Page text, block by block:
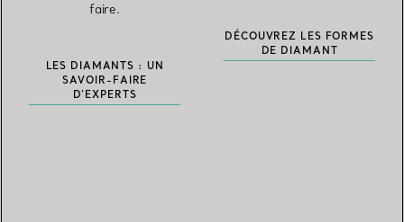
faire.
LES DIAMANTS : UN
SAVOIR-FAIRE
D’EXPERTS
DÉCOUVREZ LES FORMES
DE DIAMANT